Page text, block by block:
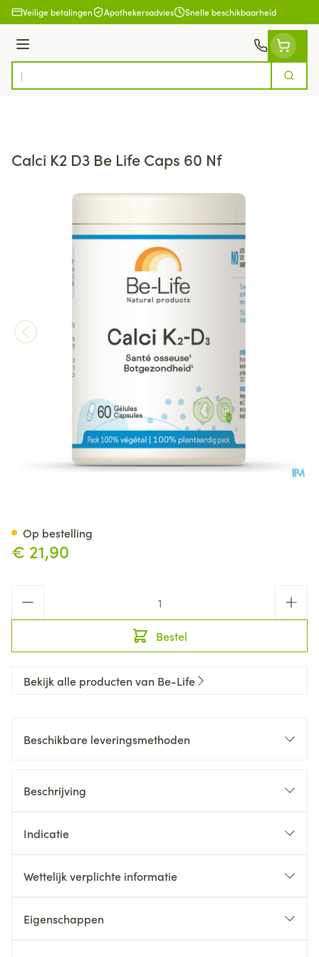
Ga naar de inhoud
Veilige betalingen Apothekersadvies Snelle beschikbaarheid
Menu
Product, merk, categorie...
Zoek
Calci K2 D3 Be Life Caps 60 Nf
€ 21,90
Bestel
Op bestelling
Bekijk alle producten van Be-Life
Beschikbare leveringsmethoden
Beschrijving
Indicatie
Wettelijk verplichte informatie
Eigenschappen